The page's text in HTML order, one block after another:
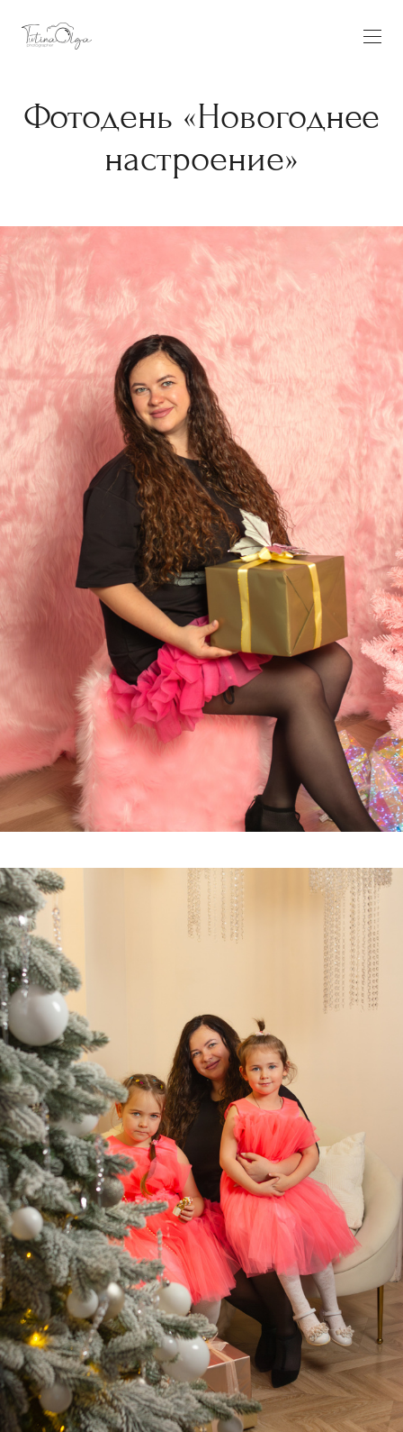
Фотодень «Новогоднее
настроение»